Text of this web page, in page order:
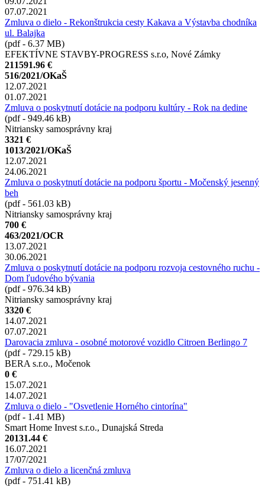
07.07.2021
Zmluva o dielo - Rekonštrukcia cesty Kakava a Výstavba chodníka
ul. Balajka
(pdf - 6.37 MB)
EFEKTÍVNE STAVBY-PROGRESS s.r.o, Nové Zámky
211591.96 €
516/2021/OKaŠ
12.07.2021
01.07.2021
Zmluva o poskytnutí dotácie na podporu kultúry - Rok na dedine
(pdf - 949.46 kB)
Nitriansky samosprávny kraj
3321 €
1013/2021/OKaŠ
12.07.2021
24.06.2021
Zmluva o poskytnutí dotácie na podporu športu - Močenský jesenný
beh
(pdf - 561.03 kB)
Nitriansky samosprávny kraj
700 €
463/2021/OCR
13.07.2021
30.06.2021
Zmluva o poskytnutí dotácie na podporu rozvoja cestovného ruchu -
Dom ľudového bývania
(pdf - 976.34 kB)
Nitriansky samosprávny kraj
3320 €
14.07.2021
07.07.2021
Darovacia zmluva - osobné motorové vozidlo Citroen Berlingo 7
(pdf - 729.15 kB)
BERA s.r.o., Močenok
0 €
15.07.2021
14.07.2021
Zmluva o dielo - "Osvetlenie Horného cintorína"
(pdf - 1.41 MB)
Smart Home Invest s.r.o., Dunajská Streda
20131.44 €
16.07.2021
17/07/2021
Zmluva o dielo a licenčná zmluva
(pdf - 751.41 kB)